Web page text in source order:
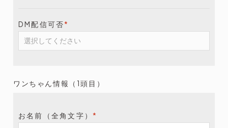
DM配信可否*
ワンちゃん情報（1頭目）
お名前（全角文字） *